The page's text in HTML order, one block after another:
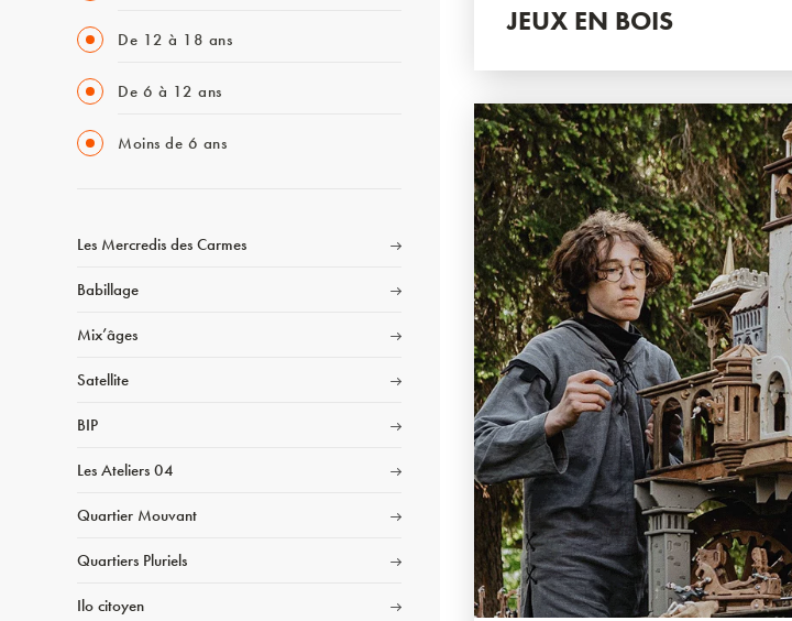
De 12 à 18 ans
De 6 à 12 ans
Moins de 6 ans
Les Mercredis des Carmes
Babillage
Mix’âges
Satellite
BIP
Les Ateliers 04
Quartier Mouvant
Quartiers Pluriels
Ilo citoyen
JEUX EN BOIS